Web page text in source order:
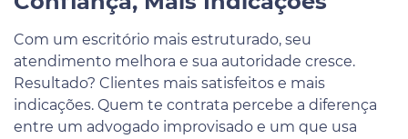
Com um escritório mais estruturado, seu
atendimento melhora e sua autoridade cresce.
Resultado? Clientes mais satisfeitos e mais
indicações. Quem te contrata percebe a diferença
entre um advogado improvisado e um que usa